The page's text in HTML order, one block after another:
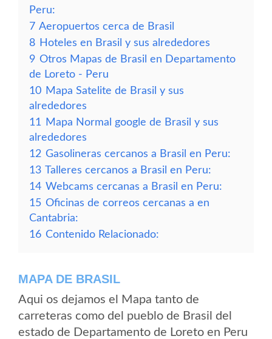
Peru:
7 Aeropuertos cerca de Brasil
8 Hoteles en Brasil y sus alrededores
9 Otros Mapas de Brasil en Departamento
de Loreto - Peru
10 Mapa Satelite de Brasil y sus
alrededores
11
Mapa Normal google de Brasil y sus
alrededores
12 Gasolineras cercanos a Brasil en Peru:
13 Talleres cercanos a Brasil en Peru:
14 Webcams cercanas a Brasil en Peru:
15 Oficinas de correos cercanas a en
Cantabria:
16 Contenido Relacionado:
MAPA DE BRASIL
Aqui os dejamos el Mapa tanto de
carreteras como del pueblo de Brasil del
estado de Departamento de Loreto en Peru